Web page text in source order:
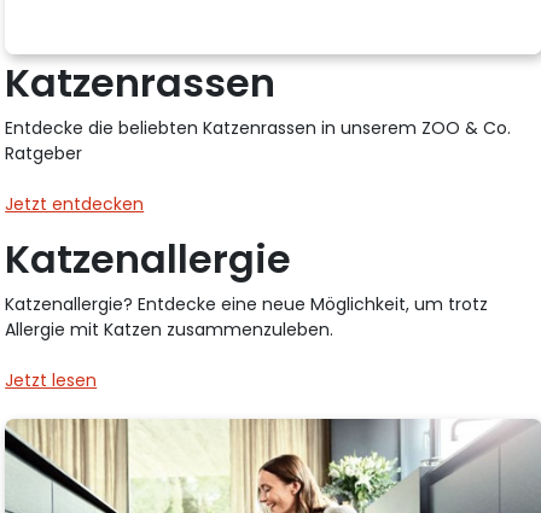
Katzenrassen
Entdecke die beliebten Katzenrassen in unserem ZOO & Co.
Ratgeber
Jetzt entdecken
Katzenallergie
Katzenallergie? Entdecke eine neue Möglichkeit, um trotz
Allergie mit Katzen zusammenzuleben.
Jetzt lesen